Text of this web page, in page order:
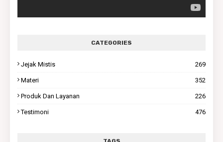
CATEGORIES
Jejak Mistis 269
Materi 352
Produk Dan Layanan 226
Testimoni 476